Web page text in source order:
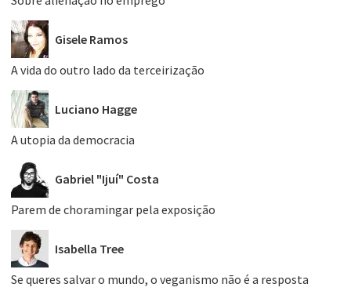
Gisele Ramos
A vida do outro lado da terceirização
Luciano Hagge
A utopia da democracia
Gabriel "Ijuí" Costa
Parem de choramingar pela exposição
Isabella Tree
Se queres salvar o mundo, o veganismo não é a resposta